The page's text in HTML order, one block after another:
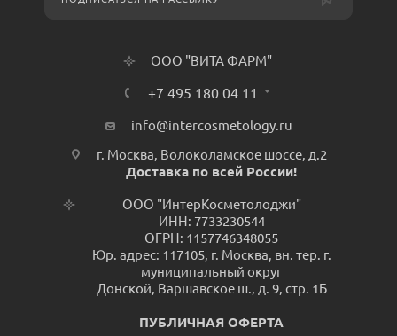
ООО "ВИТА ФАРМ"
+7 495 180 04 11
info@intercosmetology.ru
г. Москва, Волоколамское шоссе, д.2
Доставка по всей России!
ООО "ИнтерКосметолоджи"
ИНН: 7733230544
ОГРН: 1157746348055
Юр. адрес: 117105, г. Москва, вн. тер. г.
муниципальный округ
Донской, Варшавское ш., д. 9, стр. 1Б
ПУБЛИЧНАЯ ОФЕРТА